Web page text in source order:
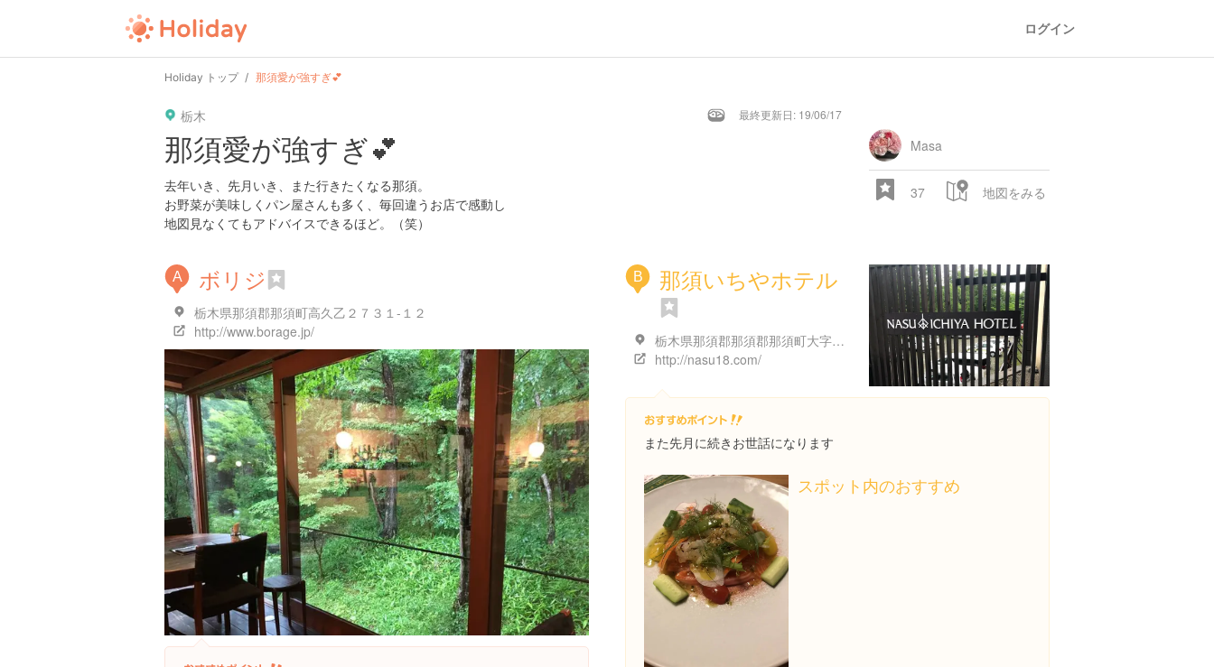
ログイン
Holiday トップ 那須愛が強すぎ💕
栃木 最終更新日: 19/06/17
那須愛が強すぎ💕
去年いき、先月いき、また行きたくなる那須。
お野菜が美味しくパン屋さんも多く、毎回違うお店で感動し
地図見なくてもアドバイスできるほど。（笑）
Masa
37 地図をみる
A ボリジ
栃木県那須郡那須町高久乙２７３１-１２
http://www.borage.jp/
B 那須いちやホテル
栃木県那須郡那須郡那須町大字湯本２０４-１４
http://nasu18.com/
また先月に続きお世話になります
スポット内のおすすめ